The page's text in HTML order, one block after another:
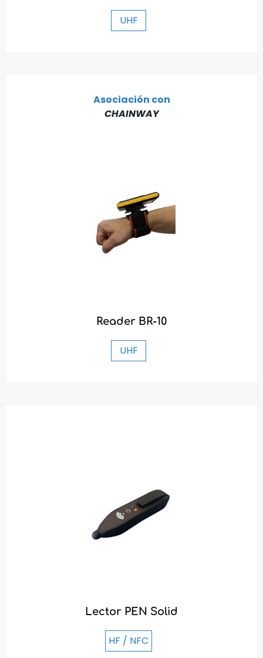
UHF
Asociación con
CHAINWAY
Reader BR-10
UHF
Lector PEN Solid
HF / NFC